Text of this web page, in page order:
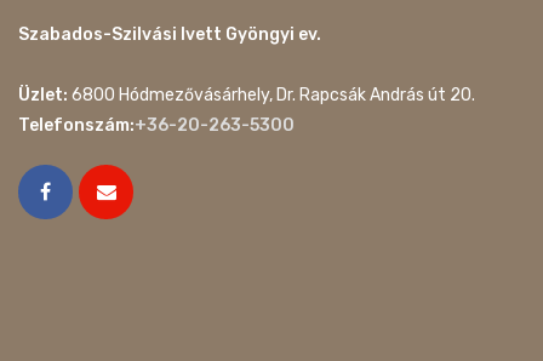
Szabados-Szilvási Ivett Gyöngyi ev.
Üzlet: 6800 Hódmezővásárhely, Dr. Rapcsák András út 20.
Telefonszám:+36-20-263-5300